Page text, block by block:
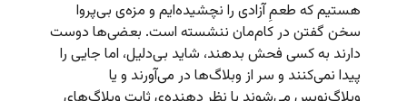
هستیم که طعمِ آزادی را نچشیده‌ایم و مزه‌ی بی‌پروا
سخن گفتن در کام‌مان ننشسته است. بعضی‌ها دوست
دارند به کسی فحش بدهند، شاید بی‌دلیل، اما جایی را
پیدا نمی‌کنند و سر از وبلاگ‌ها در می‌آورند و یا